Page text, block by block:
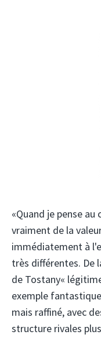
«Quand je pense
vraiment de la
immédiatement à
très différentes. De
de Tostany«
exemple
mais raffiné, avec
structure rivales